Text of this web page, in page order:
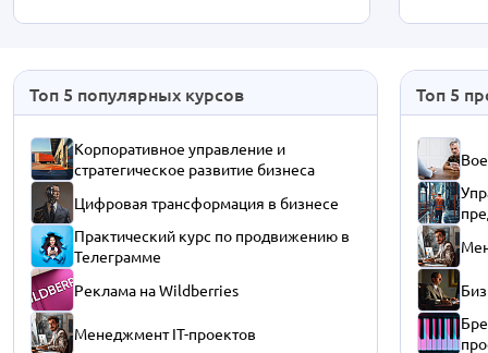
Топ 5 популярных курсов
Корпоративное управление и
стратегическое развитие бизнеса
Цифровая трансформация в бизнесе
Практический курс по продвижению в
Телеграмме
Реклама на Wildberries
Менеджмент IT-проектов
Топ 5